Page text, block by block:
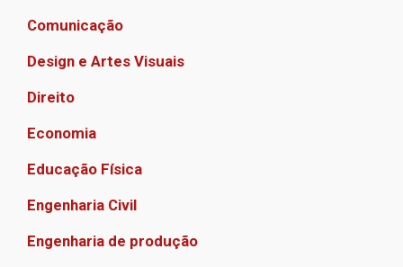
Comunicação
Design e Artes Visuais
Direito
Economia
Educação Física
Engenharia Civil
Engenharia de produção